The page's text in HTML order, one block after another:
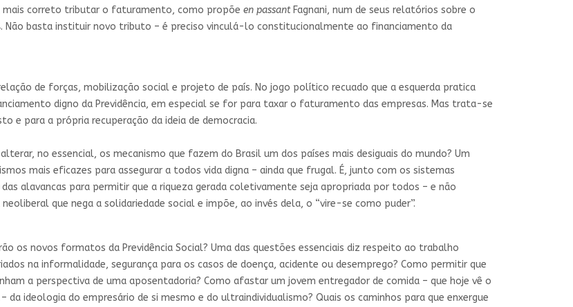
mais correto tributar o faturamento, como propõe en passantFagnani, num de seus relatórios sobre o
Não basta instituir novo tributo – é preciso vinculá-lo constitucionalmente ao financiamento da
de forças, mobilização social e projeto de país. No jogo político recuado que a esquerda pratica
digno da Previdência, em especial se for para taxar o faturamento das empresas. Mas trata-se
e para a própria recuperação da ideia de democracia.
no essencial, os mecanismo que fazem do Brasil um dos países mais desiguais do mundo? Um
mais eficazes para assegurar a todos vida digna – ainda que frugal. É, junto com os sistemas
alavancas para permitir que a riqueza gerada coletivamente seja apropriada por todos – e não
que nega a solidariedade social e impõe, ao invés dela, o “vire-se como puder”.
os novos formatos da Previdência Social? Uma das questões essenciais diz respeito ao trabalho
na informalidade, segurança para os casos de doença, acidente ou desemprego? Como permitir que
a perspectiva de uma aposentadoria? Como afastar um jovem entregador de comida – que hoje vê o
ideologia do empresário de si mesmo e do ultraindividualismo? Quais os caminhos para que enxergue